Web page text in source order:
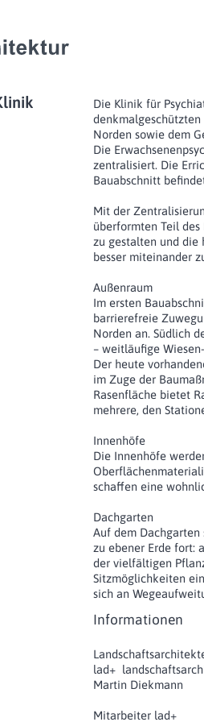
Die Klinik für
denkmalgeschützten
Norden sowie dem
Die
zentralisiert. Die
Bauabschnitt
Mit der
überformten Teil
zu gestalten und die
besser miteinander
Außenraum
Im ersten
barrierefreie
Norden an. Südlich
– weitläufige
Der heute
im Zuge der
Rasenfläche bietet
mehrere, den
Innenhöfe
Die Innenhöfe
schaffen eine
Dachgarten
Auf dem
zu ebener Erde fort:
der vielfältigen
Sitzmöglichkeiten
sich an
Informationen
lad+
Martin Diekmann
Mitarbeiter lad+